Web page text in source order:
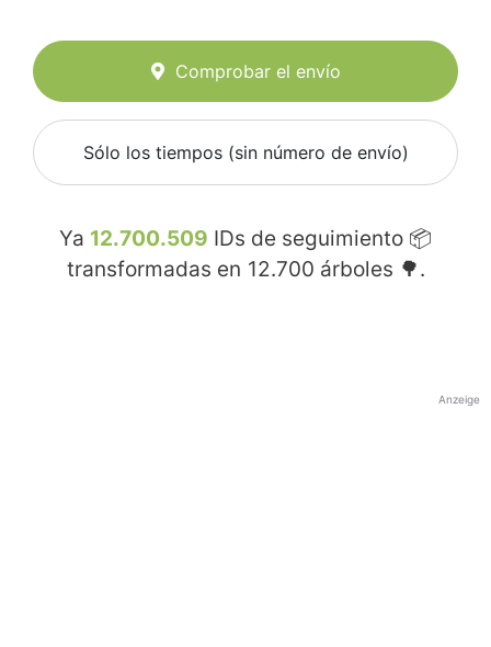
Comprobar el envío
Sólo los tiempos (sin número de envío)
Ya 12.700.509 IDs de seguimiento 📦
transformadas en 12.700 árboles 🌳.
Anzeige